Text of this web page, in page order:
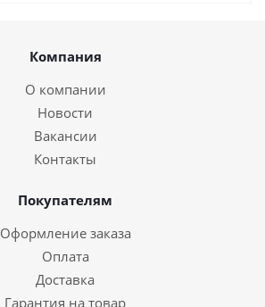
Компания
О компании
Новости
Вакансии
Контакты
Покупателям
Оформление заказа
Оплата
Доставка
Гарантия на товар